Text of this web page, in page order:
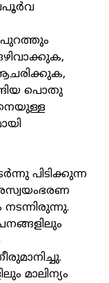
പുറത്തും
പൊതു
പിടിക്കുന്ന
മാലിന്യം